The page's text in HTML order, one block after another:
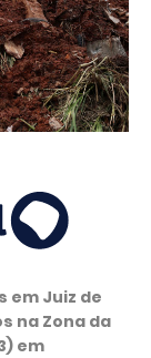
em Juiz de
na Zona da
em